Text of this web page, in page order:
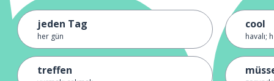
jeden Tag
her gün
treffen
cool
havalı;